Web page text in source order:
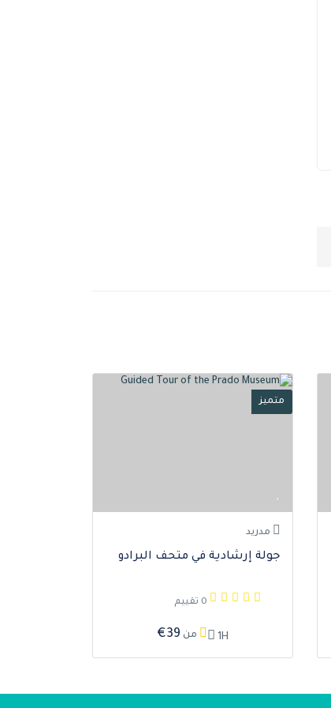
متميز
مدريد
جولة إرشادية في متحف البرادو
0 تقييم
1H من €39